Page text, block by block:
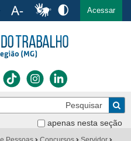
Ir para a busca Ir para o rodapé
Acessar
apenas nesta seção